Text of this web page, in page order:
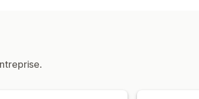
Recommandations